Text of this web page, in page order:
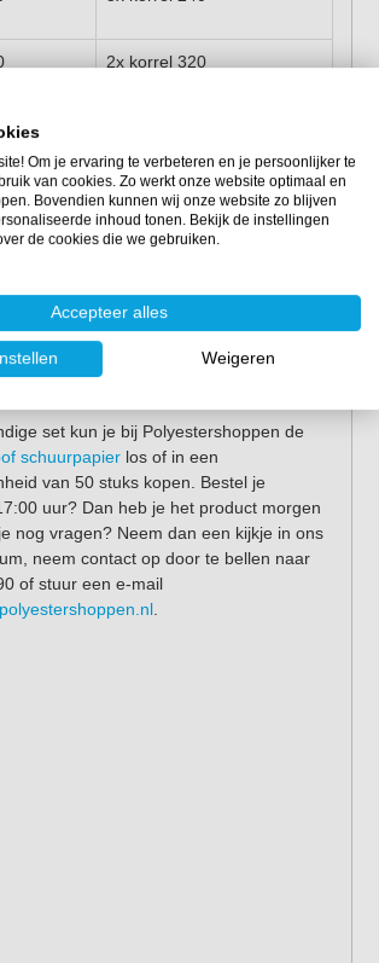
2x korrel 320
2x korrel 600
over
set kun je bij Polyestershoppen de
schuurpapierlos of in een
van 50 stuks kopen. Bestel je
uur? Dan heb je het product morgen
nog vragen? Neem dan een kijkje in ons
neem contact op door te bellen naar
of stuur een e-mail
.
Om je ervaring te verbeteren en je persoonlijker te
van cookies. Zo werkt onze website optimaal en
Bovendien kunnen wij onze website zo blijven
inhoud tonen. Bekijk de instellingen
de cookies die we gebruiken.
Accepteer alles
Weigeren